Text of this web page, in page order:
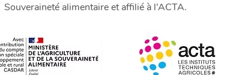
Souveraineté alimentaire et affilié à l’ACTA.